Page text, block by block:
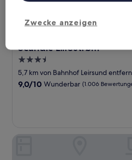
Scandic Lillestrøm
3.5-
Sterne-
Unterkunft
5,7 km von Bahnhof Leirsund
9.0
9,0/10 Wunderbar (1.006
Zwecke anzeigen